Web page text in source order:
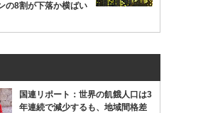
の8割が下落か横ばい
国連リポート：世界の飢餓人口は3
年連続で減少するも、地域間格差